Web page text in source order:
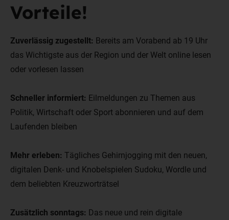
Vorteile!
Zuverlässig zugestellt: Bereits am Vorabend ab 19 Uhr
das Wichtigste aus der Region und der Welt online lesen
oder vorlesen lassen
Schneller informiert: Eilmeldungen zu Themen aus
Politik, Wirtschaft oder Sport abonnieren und auf dem
Laufenden bleiben
Mehr erleben: Tägliches Gehirnjogging mit den neuen,
digitalen Denk- und Knobelspielen Sudoku, Wordle und
dem beliebten Kreuzworträtsel
Zusätzlich sonntags: Das neue und rein digitale